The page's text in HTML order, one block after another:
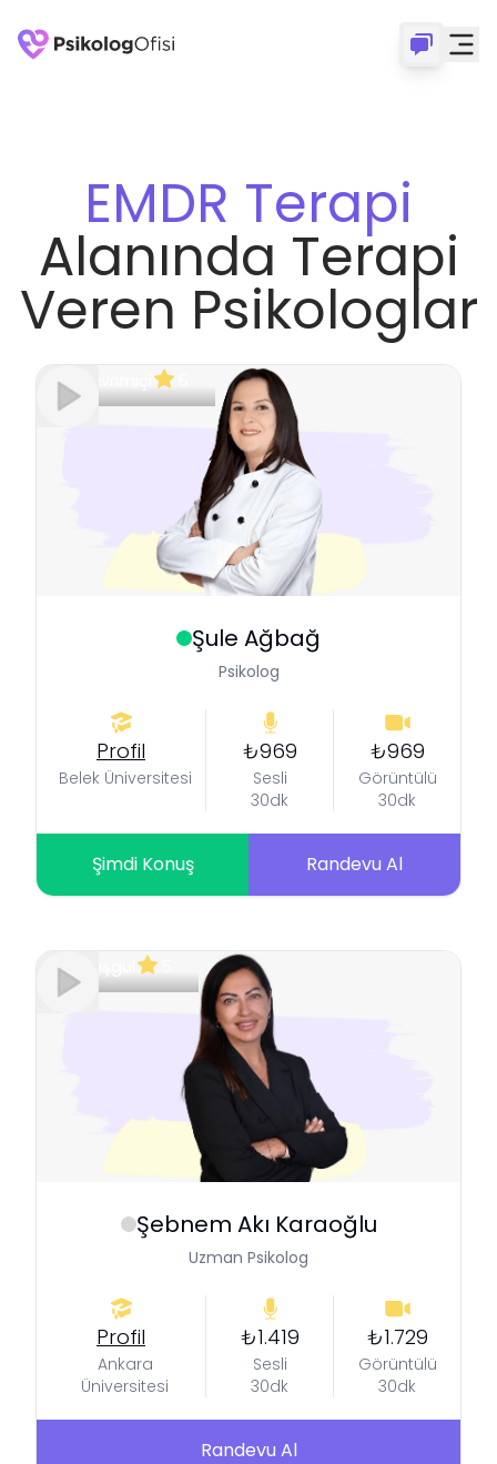
EMDR Terapi
Alanında Terapi
Veren Psikologlar
Şule Ağbağ
Psikolog
Profil
Belek Üniversitesi
₺969
Sesli
30dk
₺969
Görüntülü
30dk
Şimdi Konuş Randevu Al
Şebnem Akı Karaoğlu
Uzman Psikolog
Profil
Ankara
Üniversitesi
₺1.419
Sesli
30dk
₺1.729
Görüntülü
30dk
Randevu Al